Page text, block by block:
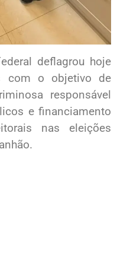
deflagrou hoje
com o objetivo de
responsável
e financiamento
nas eleições